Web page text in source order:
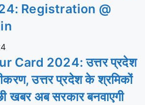
Registration @
Card 2024: उत्तर प्रदेश
उत्तर प्रदेश के श्रमिकों
खबर अब सरकार बनवाएगी